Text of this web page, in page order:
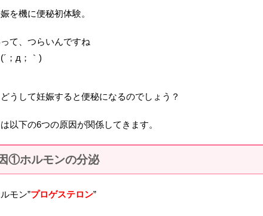
を機に便秘初体験。
て、つらいんですね
；д；｀)
うして妊娠すると便秘になるのでしょう？
以下の6つの原因が関係してきます。
①ホルモンの分泌
モン”プロゲステロン”